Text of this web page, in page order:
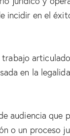
incidir en el
en la
audiencia
o un proceso